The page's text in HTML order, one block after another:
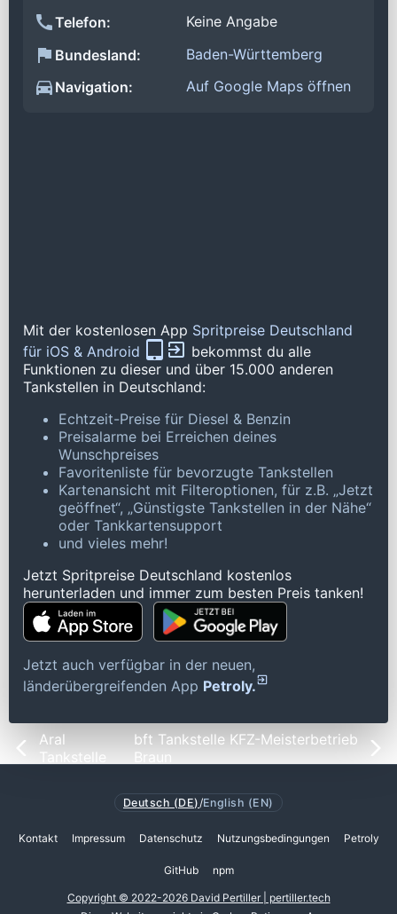
Telefon:
Keine Angabe
Bundesland:
Baden-Württemberg
Navigation:
Auf Google Maps öffnen
Mit der kostenlosen App Spritpreise Deutschland
für iOS & Android
bekommst du alle
Funktionen zu dieser und über 15.000 anderen
Tankstellen in Deutschland:
Echtzeit-Preise für Diesel & Benzin
Preisalarme bei Erreichen deines
Wunschpreises
Favoritenliste für bevorzugte Tankstellen
Kartenansicht mit Filteroptionen, für z.B. „Jetzt
geöffnet“, „Günstigste Tankstellen in der Nähe“
oder Tankkartensupport
und vieles mehr!
Jetzt Spritpreise Deutschland kostenlos
herunterladen und immer zum besten Preis tanken!
Jetzt auch verfügbar in der neuen,
länderübergreifenden App Petroly.
Aral
Tankstelle
bft Tankstelle KFZ-Meisterbetrieb
Braun
Deutsch (DE) /English (EN)
Kontakt Impressum Datenschutz Nutzungsbedingungen Petroly
GitHub npm
Copyright © 2022-2026 David Pertiller | pertiller.tech